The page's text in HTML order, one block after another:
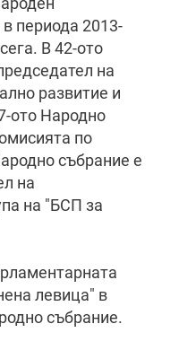
периода 2013-
В 42-ото
на
развитие и
ото Народно
по
събрание е
на
на "БСП за
левица" в
събрание.